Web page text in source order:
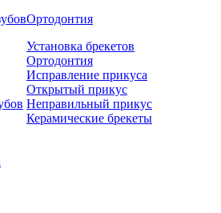
Ортодонтия
Установка брекетов
Ортодонтия
Исправление прикуса
Открытый прикус
Неправильный прикус
Керамические брекеты